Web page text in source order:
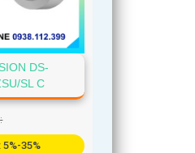
DS-
SL C
5%-35%